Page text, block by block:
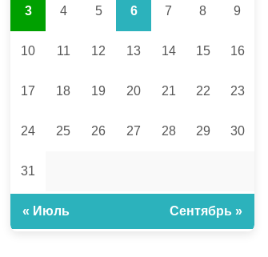
3 4 5 6 7 8 9
10 11 12 13 14 15 16
17 18 19 20 21 22 23
24 25 26 27 28 29 30
31
« Июль Сентябрь »